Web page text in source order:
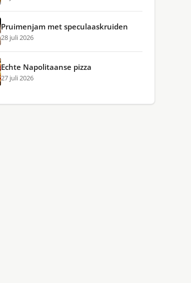
Pruimenjam met speculaaskruiden
28 juli 2026
Echte Napolitaanse pizza
27 juli 2026